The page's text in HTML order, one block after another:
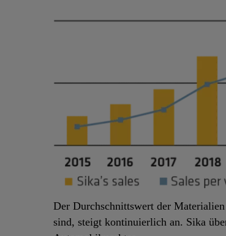
Der Durchschnittswert der
sind, steigt kontinuierlich an. Sika